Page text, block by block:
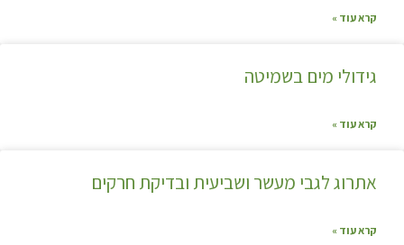
קרא עוד »
גידולי מים בשמיטה
קרא עוד »
אתרוג לגבי מעשר ושביעית ובדיקת חרקים
קרא עוד »